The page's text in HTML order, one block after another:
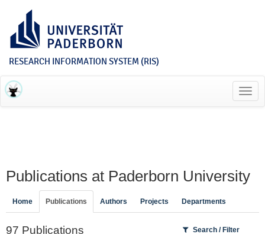
RESEARCH INFORMATION SYSTEM (RIS)
Publications at Paderborn University
Home Publications Authors Projects Departments
97 Publications Search / Filter